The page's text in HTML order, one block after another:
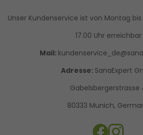
Unser Kundenservice ist von Montag
17.00 Uhr erreichbar
Mail:
Adresse: SanaExpert
Gabelsbergerstrasse
80333 Munich,